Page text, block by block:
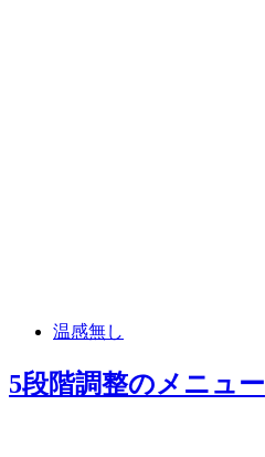
温感無し
5段階調整のメニュー